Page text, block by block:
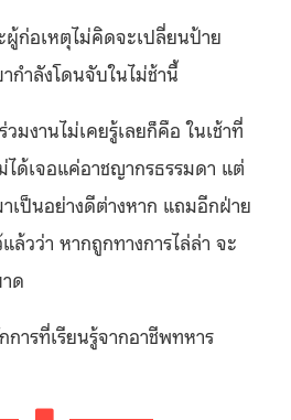
ก่อเหตุไม่คิดจะเปลี่ยนป้าย
กำลังโดนจับในไม่ช้านี้
มงานไม่เคยรู้เลยก็คือ ในเช้าที่
ด้เจอแค่อาชญากรธรรมดา แต่
เป็นอย่างดีต่างหาก แถมอีกฝ่าย
วว่า หากถูกทางการไล่ล่า จะ
ด
ารที่เรียนรู้จากอาชีพทหาร